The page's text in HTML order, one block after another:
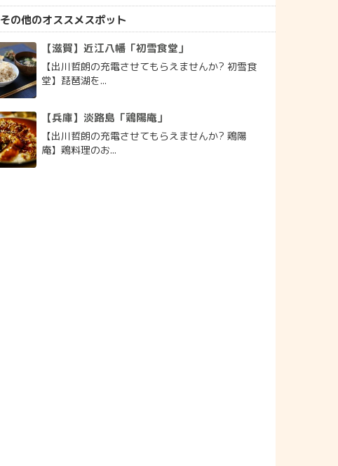
その他のオススメスポット
【滋賀】近江八幡「初雪食堂」
【出川哲朗の充電させてもらえませんか? 初雪食
堂】琵琶湖を...
【兵庫】淡路島「鶏陽庵」
【出川哲朗の充電させてもらえませんか? 鶏陽
庵】鶏料理のお...